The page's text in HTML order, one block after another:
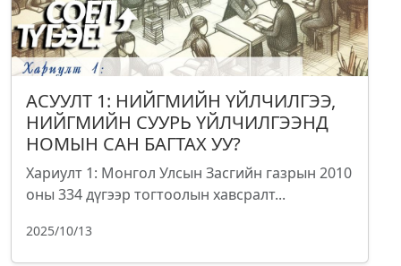
АСУУЛТ 1: НИЙГМИЙН ҮЙЛЧИЛГЭЭ,
НИЙГМИЙН СУУРЬ ҮЙЛЧИЛГЭЭНД
НОМЫН САН БАГТАХ УУ?
Хариулт 1: Монгол Улсын Засгийн газрын 2010
оны 334 дүгээр тогтоолын хавсралт...
2025/10/13